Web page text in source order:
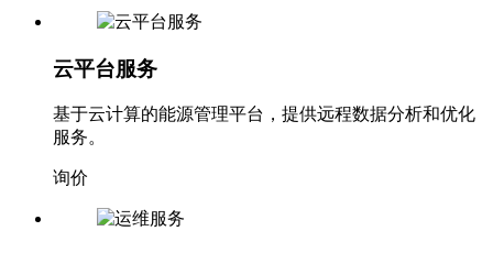
云平台服务
基于云计算的能源管理平台，提供远程数据分析和优化
服务。
询价